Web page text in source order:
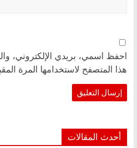
احفظ اسمي، بريدي الإلكتروني،
هذا المتصفح لاستخدامها المرة
أحدث المقالات